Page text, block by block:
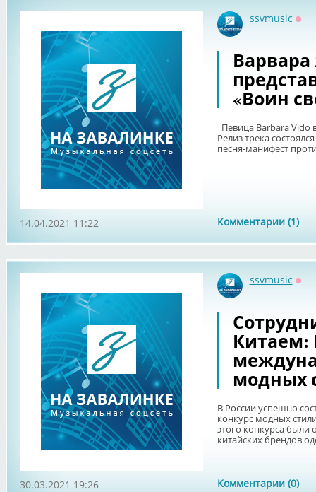
ssvmusic
«Воин
Певица Barbara Vido
Релиз трека
песня-манифест
Комментарии (1)
14.04.2021 11:22
ssvmusic
Китаем:
модных
В России успешно
конкурс модных
этого конкурса
китайских брендов
Комментарии (0)
30.03.2021 19:26